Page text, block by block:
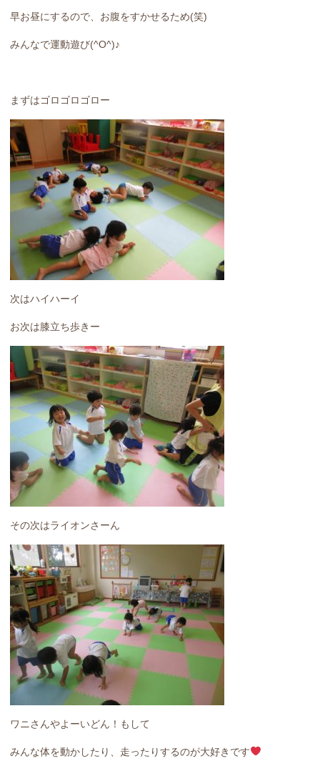
早お昼にするので、お腹をすかせるため(笑)
みんなで運動遊び(^O^)♪
まずはゴロゴロゴロー
次はハイハーイ
お次は膝立ち歩きー
その次はライオンさーん
ワニさんやよーいどん！もして
みんな体を動かしたり、走ったりするのが大好きです